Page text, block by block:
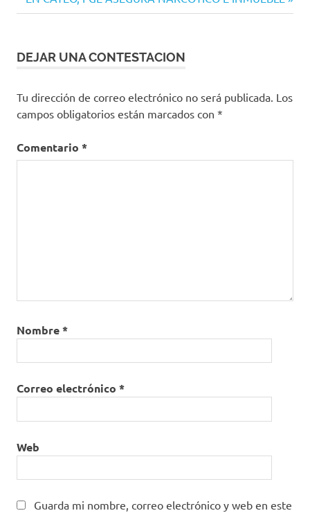
deentrada:
DEJAR UNA CONTESTACION
Tu dirección de correo electrónico no será publicada. Los
campos obligatorios están marcados con *
Comentario *
Nombre*
Correo electrónico *
Web
Guarda mi nombre, correo electrónico y web en este